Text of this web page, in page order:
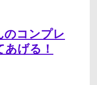
のコンプレ
げる！